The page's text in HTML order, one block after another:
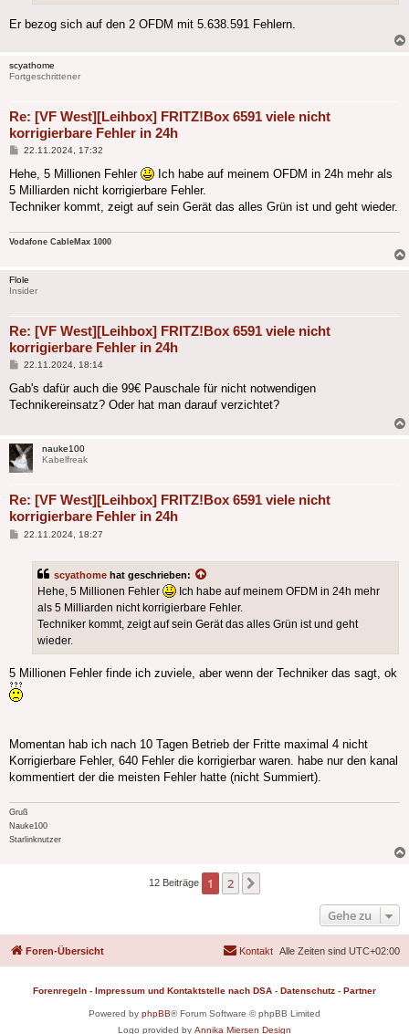
Er bezog sich auf den 2 OFDM mit 5.638.591 Fehlern.
scyathome
Fortgeschrittener
Re: [VF West][Leihbox] FRITZ!Box 6591 viele nicht
korrigierbare Fehler in 24h
Beitrag
22.11.2024, 17:32
Hehe, 5 Millionen Fehler
Ich habe auf meinem OFDM in 24h mehr als
5 Milliarden nicht korrigierbare Fehler.
Techniker kommt, zeigt auf sein Gerät das alles Grün ist und geht wieder.
Vodafone CableMax 1000
Flole
Insider
Re: [VF West][Leihbox] FRITZ!Box 6591 viele nicht
korrigierbare Fehler in 24h
Beitrag
22.11.2024, 18:14
Gab's dafür auch die 99€ Pauschale für nicht notwendigen
Technikereinsatz? Oder hat man darauf verzichtet?
nauke100
Kabelfreak
Re: [VF West][Leihbox] FRITZ!Box 6591 viele nicht
korrigierbare Fehler in 24h
Beitrag
22.11.2024, 18:27
scyathome hat geschrieben:
Hehe, 5 Millionen Fehler
Ich habe auf meinem OFDM in 24h mehr
als 5 Milliarden nicht korrigierbare Fehler.
Techniker kommt, zeigt auf sein Gerät das alles Grün ist und geht
wieder.
5 Millionen Fehler finde ich zuviele, aber wenn der Techniker das sagt, ok
Momentan hab ich nach 10 Tagen Betrieb der Fritte maximal 4 nicht
Korrigierbare Fehler, 640 Fehler die korrigierbar waren. habe nur den kanal
kommentiert der die meisten Fehler hatte (nicht Summiert).
Gruß
Nauke100
Starlinknutzer
12 Beiträge 1 2
Gehe zu
Foren-Übersicht Alle Zeiten sind UTC+02:00
Kontakt
Forenregeln - Impressum und Kontaktstelle nach DSA - Datenschutz - Partner
Powered by phpBB® Forum Software © phpBB Limited
Logo provided by Annika Miersen Design